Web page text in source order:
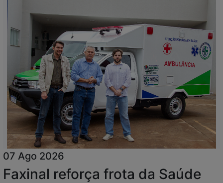
07 Ago 2026
Faxinal reforça frota da Saúde